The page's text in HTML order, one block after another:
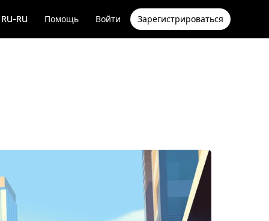
RU-RU Помощь Войти Зарегистрироваться